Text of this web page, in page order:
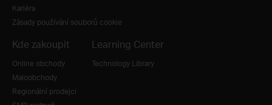
Kariéra
Zásady používání souborů cookie
Kde zakoupit
Online obchody
Maloobchody
Regionální prodejci
Learning Center
Technology Library